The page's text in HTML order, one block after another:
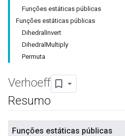
Funções estáticas públicas
Funções estáticas públicas
DihedralInvert
DihedralMultiply
Permuta
Verhoeff
Resumo
Funções estáticas públicas